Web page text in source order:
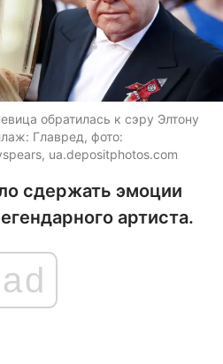
обратилась к сэру Элтону
Главред, фото:
ua.depositphotos.com
сдержать эмоции
артиста.
ad